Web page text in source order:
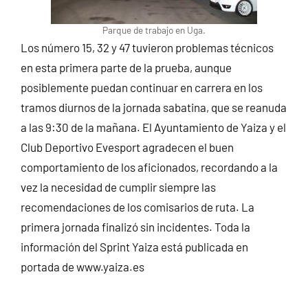
Parque de trabajo en Uga.
Los número 15, 32 y 47 tuvieron problemas técnicos
en esta primera parte de la prueba, aunque
posiblemente puedan continuar en carrera en los
tramos diurnos de la jornada sabatina, que se reanuda
a las 9:30 de la mañana. El Ayuntamiento de Yaiza y el
Club Deportivo Evesport agradecen el buen
comportamiento de los aficionados, recordando a la
vez la necesidad de cumplir siempre las
recomendaciones de los comisarios de ruta. La
primera jornada finalizó sin incidentes. Toda la
información del Sprint Yaiza está publicada en
portada de www.yaiza.es